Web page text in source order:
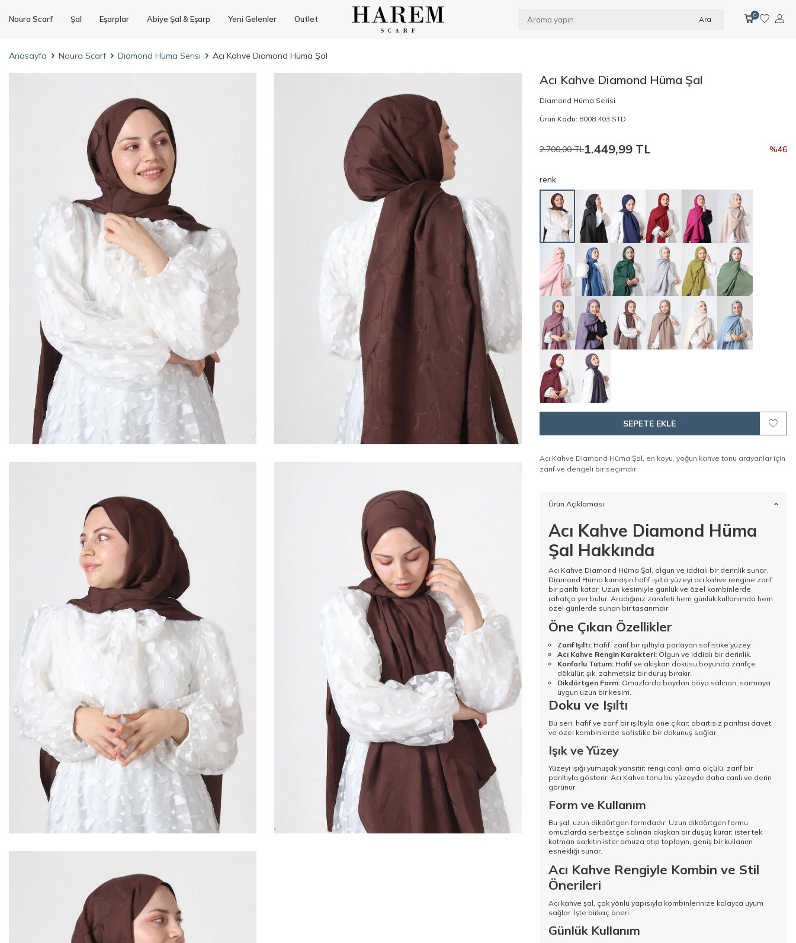
Noura Scarf Şal Eşarplar Abiye Şal & Eşarp Yeni Gelenler Outlet Ara 0
Anasayfa Noura Scarf Diamond Hüma Serisi Acı Kahve Diamond Hüma Şal
Acı Kahve Diamond Hüma Şal
Diamond Hüma Serisi
Ürün Kodu: 8008.403.STD
2.700,00TL1.449,99 TL %46
renk
SEPETE EKLE
Acı Kahve Diamond Hüma Şal, en koyu, yoğun kahve tonu arayanlar için
zarif ve dengeli bir seçimdir.
Ürün Açıklaması
Acı Kahve Diamond Hüma
Şal Hakkında
Acı Kahve Diamond Hüma Şal, olgun ve iddialı bir derinlik sunar.
Diamond Hüma kumaşın hafif ışıltılı yüzeyi acı kahve rengine zarif
bir parıltı katar. Uzun kesimiyle günlük ve özel kombinlerde
rahatça yer bulur. Aradığınız zarafeti hem günlük kullanımda hem
özel günlerde sunan bir tasarımdır.
Öne Çıkan Özellikler
Zarif Işıltı: Hafif, zarif bir ışıltıyla parlayan sofistike yüzey.
Acı Kahve Rengin Karakteri: Olgun ve iddialı bir derinlik.
Konforlu Tutum: Hafif ve akışkan dokusu boyunda zarifçe
dökülür; şık, zahmetsiz bir duruş bırakır.
Dikdörtgen Form: Omuzlarda boydan boya salınan, sarmaya
uygun uzun bir kesim.
Doku ve Işıltı
Bu seri, hafif ve zarif bir ışıltıyla öne çıkar; abartısız parıltısı davet
ve özel kombinlerde sofistike bir dokunuş sağlar.
Işık ve Yüzey
Yüzeyi ışığı yumuşak yansıtır; rengi canlı ama ölçülü, zarif bir
parıltıyla gösterir. Acı Kahve tonu bu yüzeyde daha canlı ve derin
görünür.
Form ve Kullanım
Bu şal, uzun dikdörtgen formdadır. Uzun dikdörtgen formu
omuzlarda serbestçe salınan akışkan bir düşüş kurar; ister tek
katman sarkıtın ister omuza atıp toplayın, geniş bir kullanım
esnekliği sunar.
Acı Kahve Rengiyle Kombin ve Stil
Önerileri
Acı kahve şal, çok yönlü yapısıyla kombinlerinize kolayca uyum
sağlar. İşte birkaç öneri:
Günlük Kullanım